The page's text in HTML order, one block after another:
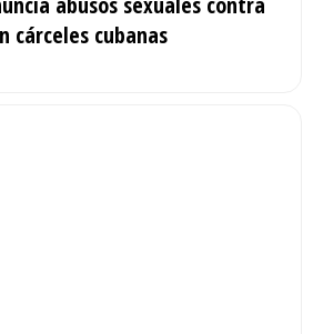
cárceles cubanas